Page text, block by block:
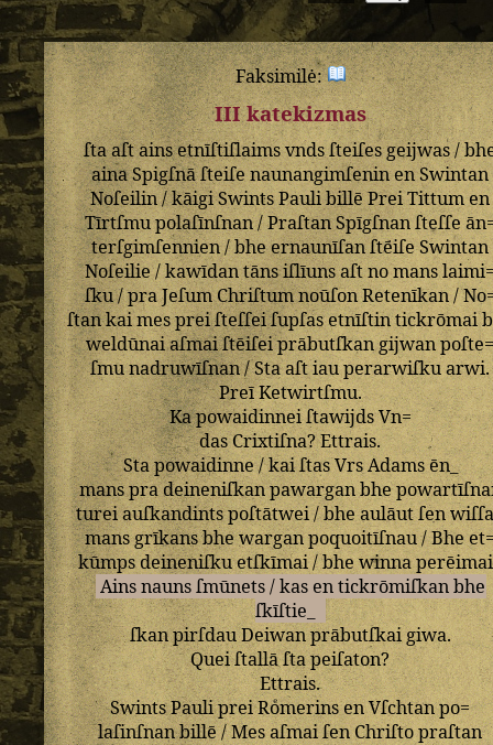
Faksimilė:
III katekizmas
ſtaaſtainsetnīſtiſlaimsvnds ſteiſesgeijwas/
ainaSpigſnāſteiſenaunangimſeninen Swintan
Noſeilin/kāigiSwintsPauli billē PreiTittumen
Tīrtſmupolaſīnſnan/PraſtanSpīgſnanſteſſe
terſgimſennien/bheernaunīſanſtēiſe Swintan
Noſeilie/kawīdan tānsiſlīunsaſtno mans
ſku/praJeſumChriſtumnoūſonRetenīkan/
ſtankaimespreiſteſſeiſupſasetnīſtin tickrōmai
weldūnai aſmaiſtēiſeiprābutſkan gijwan
ſmunadruwīſnan/Staaſtiauperarwiſku arwi.
PreīKetwirtſmu.
KapowaidinneiſtawijdsVn=
das Crixtiſna?Ettrais.
Stapowaidinne/kaiſtasVrsAdamsēn_
manspradeineniſkanpawarganbhe
tureiauſkandintspoſtātwei/bheaulāutſen
mansgrīkansbhewargan poquoitīſnau/Bhe
kūmpsdeineniſkuetſkīmai/bhe winnaperēimai
Ains nauns ſmūnets/kas en tickrōmiſkan bhe
ſkīſtie_
ſkanpirſdauDeiwanprābutſkaigiwa.
Queiſtallāſtapeiſaton?
Ettrais.
SwintsPauli preiRoͤmerinsenVſchtanpo=
laſinſnanbillē/Mes aſmaiſenChriſto praſtan